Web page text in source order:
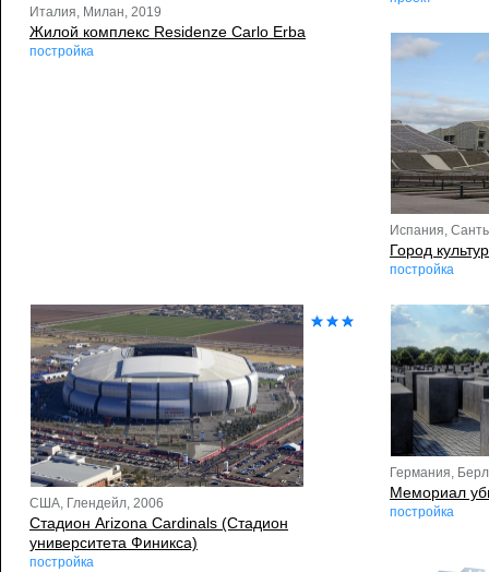
Италия, Милан, 2019
Жилой комплекс Residenze Carlo Erba
постройка
Испания,
Город
постройка
США, Глендейл, 2006
Стадион Arizona Cardinals (Стадион
университета Финикса)
постройка
Германия,
Мемориал
постройка